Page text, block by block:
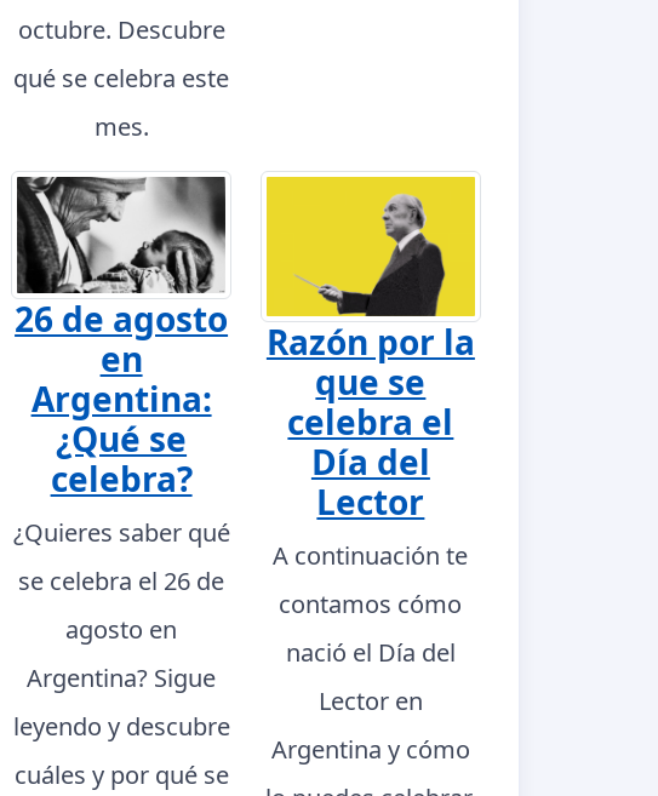
octubre. Descubre
qué se celebra este
mes.
26 de agosto
en
Argentina:
¿Qué se
celebra?
¿Quieres saber qué
se celebra el 26 de
agosto en
Argentina? Sigue
leyendo y descubre
cuáles y por qué se
Razón por la
que se
celebra el
Día del
Lector
A continuación te
contamos cómo
nació el Día del
Lector en
Argentina y cómo